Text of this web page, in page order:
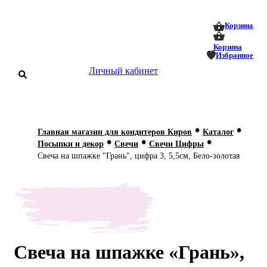
Корзина
Корзина
Избранное
Личный кабинет
О нас
Главная магазин для кондитеров Киров • Каталог •
Посыпки и декор • Свечи • Свечи Цифры •
Свеча на шпажке "Грань", цифра 3, 5,5см, Бело-золотая
Свеча на шпажке «Грань»,